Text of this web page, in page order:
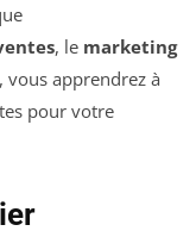
, le marketing
vous apprendrez à
pour votre